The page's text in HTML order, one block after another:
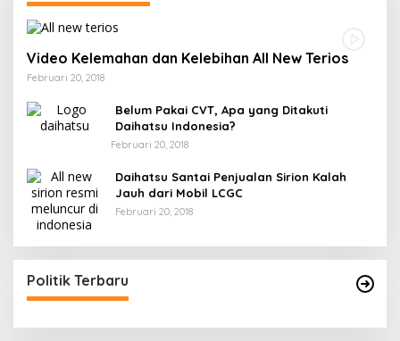
Video Kelemahan dan Kelebihan All New Terios
Februari 20, 2018
Belum Pakai CVT, Apa yang Ditakuti
Daihatsu Indonesia?
Februari 20, 2018
Daihatsu Santai Penjualan Sirion Kalah
Jauh dari Mobil LCGC
Februari 20, 2018
Politik Terbaru